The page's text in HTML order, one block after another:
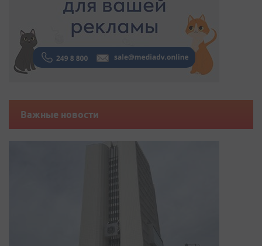
Важные новости